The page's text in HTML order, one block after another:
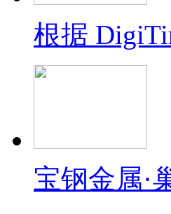
根据
宝钢金属·